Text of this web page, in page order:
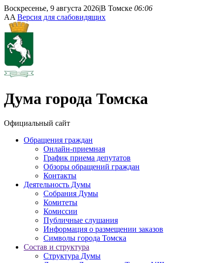
Воскресенье, 9 августа 2026|В Томске 06:06
AA Версия для слабовидящих
Дума города Томска
Официальный сайт
Обращения граждан
Онлайн-приемная
График приема депутатов
Обзоры обращений граждан
Контакты
Деятельность Думы
Собрания Думы
Комитеты
Комиссии
Публичные слушания
Информация о размещении заказов
Символы города Томска
Состав и структура
Структура Думы